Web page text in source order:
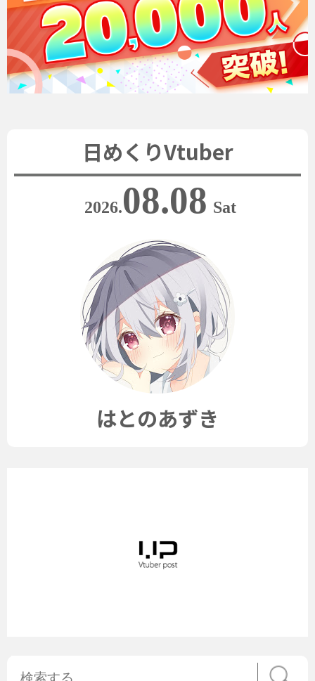
日めくりVtuber
2026.08.08 Sat
はとのあずき